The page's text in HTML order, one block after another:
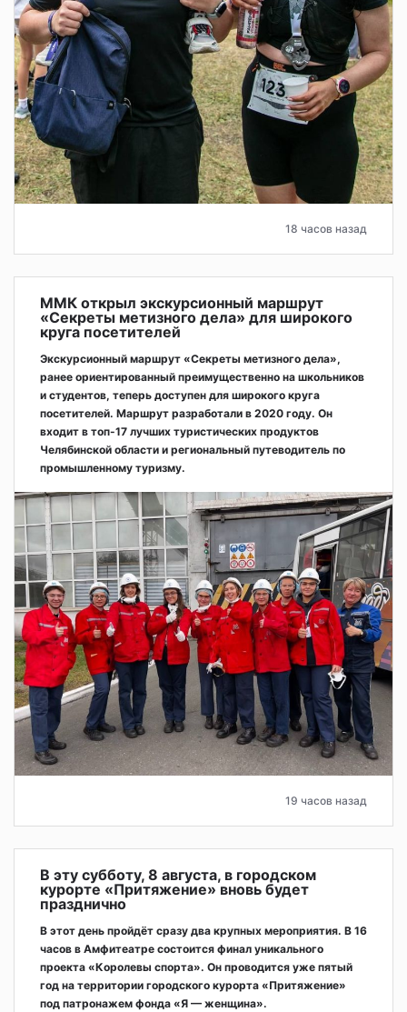
18 часов назад
ММК открыл экскурсионный маршрут
«Секреты метизного дела» для широкого
круга посетителей
Экскурсионный маршрут «Секреты метизного дела»,
ранее ориентированный преимущественно на школьников
и студентов, теперь доступен для широкого круга
посетителей. Маршрут разработали в 2020 году. Он
входит в топ-17 лучших туристических продуктов
Челябинской области и региональный путеводитель по
промышленному туризму.
19 часов назад
В эту субботу, 8 августа, в городском
курорте «Притяжение» вновь будет
празднично
В этот день пройдёт сразу два крупных мероприятия. В 16
часов в Амфитеатре состоится финал уникального
проекта «Королевы спорта». Он проводится уже пятый
год на территории городского курорта «Притяжение»
под патронажем фонда «Я — женщина».